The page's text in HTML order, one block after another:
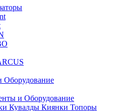
Оборудование
и Оборудование
Кувалды Киянки Топоры